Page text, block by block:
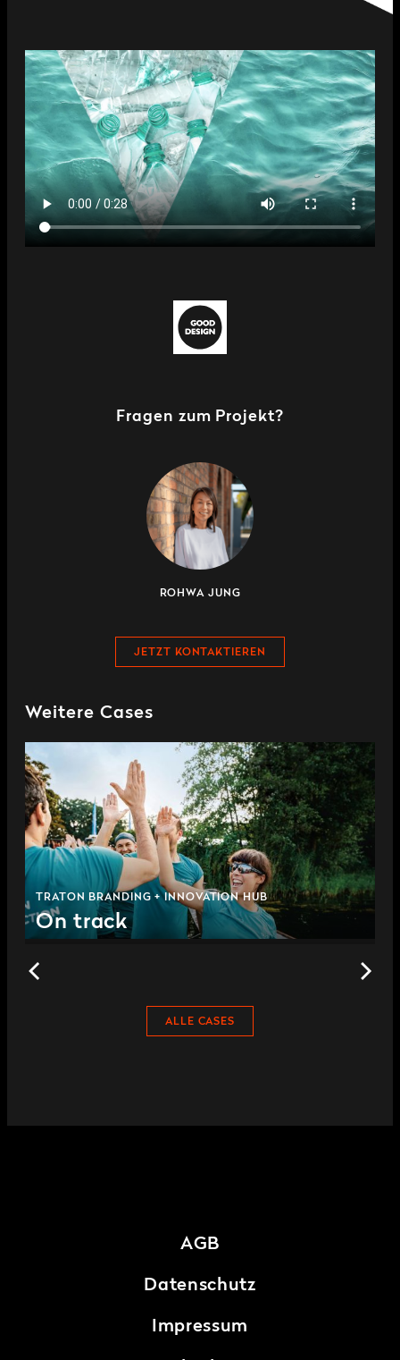
Fragen zum Projekt?
ROHWA JUNG
JETZT KONTAKTIEREN
Weitere Cases
TRATON BRANDING + INNOVATION HUB
On track
ALLE CASES
AGB
Datenschutz
Impressum